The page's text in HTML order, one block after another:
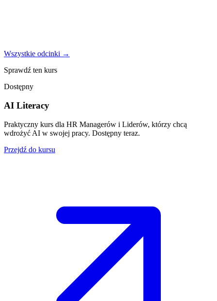
Wszystkie odcinki →
Sprawdź ten kurs
Dostępny
AI Literacy
Praktyczny kurs dla HR Managerów i Liderów, którzy chcą
wdrożyć AI w swojej pracy. Dostępny teraz.
Przejdź do kursu